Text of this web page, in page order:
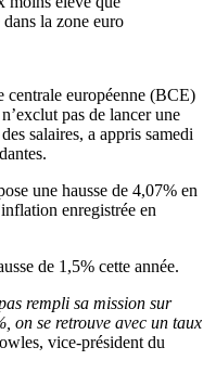
la zone euro
centrale européenne (BCE)
pas de lancer une
salaires, a appris samedi
une hausse de 4,07% en
enregistrée en
de 1,5% cette année.
rempli sa mission sur
on se retrouve avec un taux
vice-président du